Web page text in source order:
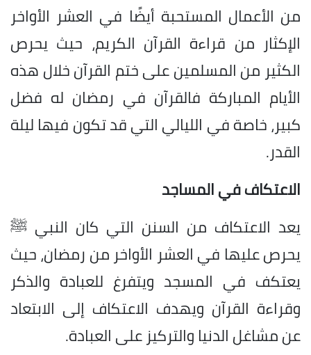
من الأعمال المستحبة أيضًا في العشر الأواخر
الإكثار من قراءة القرآن الكريم، حيث يحرص
الكثير من المسلمين على ختم القرآن خلال هذه
الأيام المباركة فالقرآن في رمضان له فضل
كبير، خاصة في الليالي التي قد تكون فيها ليلة
القدر.
الاعتكاف في المساجد
يعد الاعتكاف من السنن التي كان النبي ﷺ
يحرص عليها في العشر الأواخر من رمضان، حيث
يعتكف في المسجد ويتفرغ للعبادة والذكر
وقراءة القرآن ويهدف الاعتكاف إلى الابتعاد
عن مشاغل الدنيا والتركيز على العبادة.